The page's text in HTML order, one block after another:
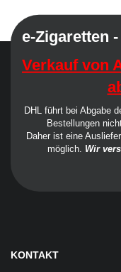
e-Zigaretten
Verkauf von
DHL führt bei Abgabe
Bestellungen
Daher ist eine
möglich. Wir
KONTAKT